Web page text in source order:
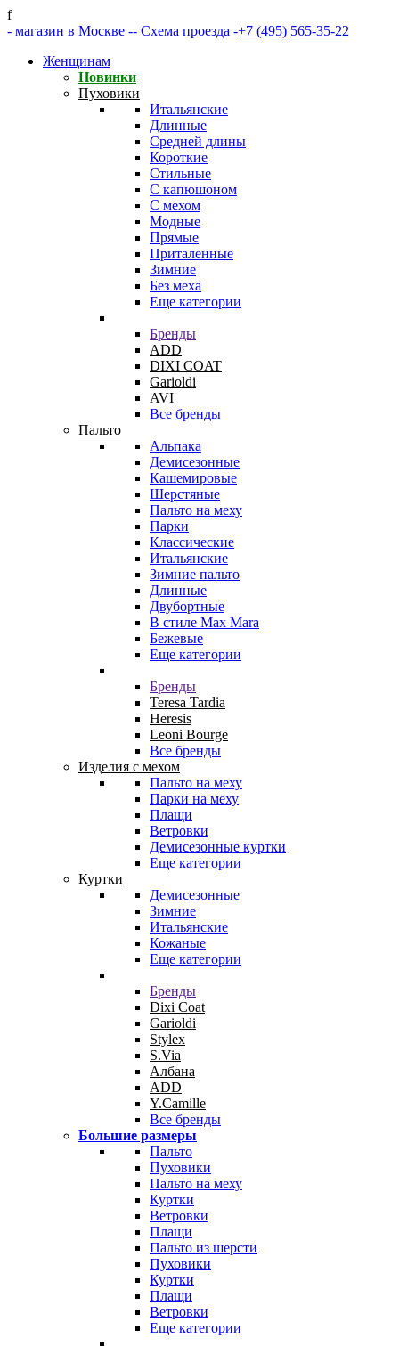
f
- магазин в Москве -- Схема проезда -+7 (495) 565-35-22
Женщинам
Новинки
Пуховики
Итальянские
Длинные
Средней длины
Короткие
Стильные
С капюшоном
С мехом
Модные
Прямые
Приталенные
Зимние
Без меха
Еще категории
Бренды
ADD
DIXI COAT
Garioldi
AVI
Все бренды
Пальто
Альпака
Демисезонные
Кашемировые
Шерстяные
Пальто на меху
Парки
Классические
Итальянские
Зимние пальто
Длинные
Двубортные
В стиле Max Mara
Бежевые
Еще категории
Бренды
Teresa Tardia
Heresis
Leoni Bourge
Все бренды
Изделия с мехом
Пальто на меху
Парки на меху
Плащи
Ветровки
Демисезонные куртки
Еще категории
Куртки
Демисезонные
Зимние
Итальянские
Кожаные
Еще категории
Бренды
Dixi Coat
Garioldi
Stylex
S.Via
Албана
ADD
Y.Camille
Все бренды
Большие размеры
Пальто
Пуховики
Пальто на меху
Куртки
Ветровки
Плащи
Пальто из шерсти
Пуховики
Куртки
Плащи
Ветровки
Еще категории